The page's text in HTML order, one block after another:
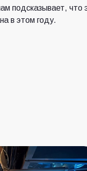
подсказывает, что
в этом году.